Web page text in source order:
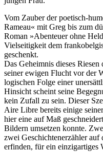
Vom Zauber der poetisch-
Rameau« mit Greg bis zum
Roman »Abenteuer ohne
Vielseitigkeit dem
geschenkt.
Das Geheimnis dieses
seiner ewigen Flucht vor der
logischen Folge einer
Hinsicht scheint seine
kein Zufall zu sein. Dieser
Aire Libre bereits einige
hier eine auf Maß
Bildern umsetzen konnte.
zwei Geschichtenerzähler
erfinden, für ein einzigartiges